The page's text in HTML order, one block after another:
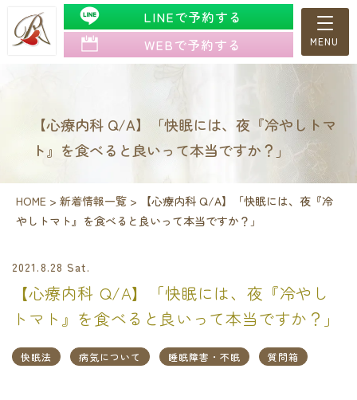
LINEで予約する
WEBで予約する
【心療内科 Q/A】「快眠には、夜『冷やしトマ
ト』を食べると良いって本当ですか？」
HOME > 新着情報一覧 >
【心療内科 Q/A】「快眠には、夜『冷
やしトマト』を食べると良いって本当ですか？」
2021.8.28 Sat.
【心療内科 Q/A】「快眠には、夜『冷やし
トマト』を食べると良いって本当ですか？」
快眠法 病気について 睡眠障害・不眠 質問箱